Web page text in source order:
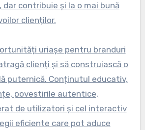
contribuie și la o mai bună
clienților.
uriașe pentru branduri
clienți și să construiască o
puternică. Conținutul educativ,
povestirile autentice,
de utilizatori și cel interactiv
eficiente care pot aduce